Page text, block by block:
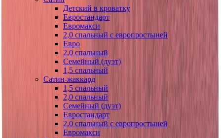
Детский в кроватку
Евростандарт
Евромакси
2,0 спальный с европростыней
Евро
2,0 спальный
Семейный (дуэт)
1,5 спальный
Сатин-жаккард
1,5 спальный
2,0 спальный
Семейный (дуэт)
Евростандарт
2,0 спальный с европростыней
Евромакси